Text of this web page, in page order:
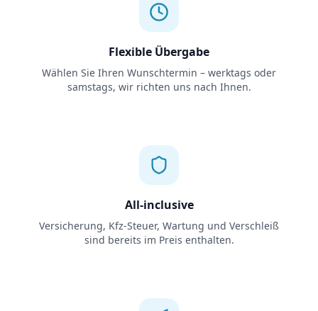
Flexible Übergabe
Wählen Sie Ihren Wunschtermin – werktags oder
samstags, wir richten uns nach Ihnen.
All-inclusive
Versicherung, Kfz-Steuer, Wartung und Verschleiß
sind bereits im Preis enthalten.